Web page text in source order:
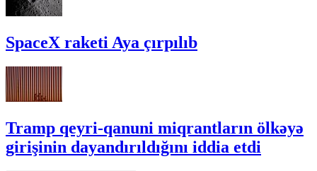
SpaceX raketi Aya çırpılıb
Tramp qeyri-qanuni miqrantların ölkəyə
girişinin dayandırıldığını iddia etdi